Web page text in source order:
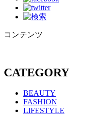
コンテンツ
CATEGORY
BEAUTY
FASHION
LIFESTYLE